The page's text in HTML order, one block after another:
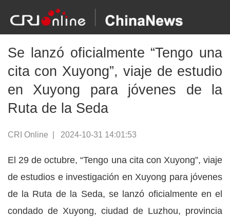
Se lanzó oficialmente “Tengo una
cita con Xuyong”, viaje de estudio
en Xuyong para jóvenes de la
Ruta de la Seda
CRI Online | 2024-10-31 14:01:53
El 29 de octubre, “Tengo una cita con Xuyong”, viaje
de estudios e investigación en Xuyong para jóvenes
de la Ruta de la Seda, se lanzó oficialmente en el
condado de Xuyong, ciudad de Luzhou, provincia